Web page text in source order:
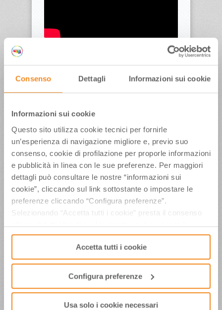
Consenso Dettagli Informazioni sui cookie
Informazioni sui cookie
Questo sito utilizza cookie tecnici per fornirle
un’esperienza di navigazione migliore e, previo suo
consenso, cookie di profilazione per proporle informazioni
e pubblicità in linea con le sue preferenze. Per maggiori
dettagli può consultare le nostre “informazioni sui
cookie”, cliccando sul link sottostante o impostare le
preferenze cliccando “Configura preferenze”.
Selezionando “Accetta tutti i cookie” presta il consenso
all’uso di tutti i tipi di cookie mentre può revocare il
consenso cliccando su “Usa solo i cookie necessari” e
saranno attivati i soli cookie tecnici necessari al corretto
funzionamento del sito.
Accetta tutti i cookie
Configura preferenze
Usa solo i cookie necessari
EDT3 – Sport Wellness